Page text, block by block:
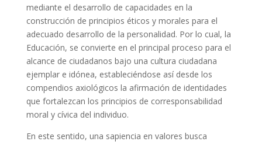
mediante el desarrollo de capacidades en la
construcción de principios éticos y morales para el
adecuado desarrollo de la personalidad. Por lo cual, la
Educación, se convierte en el principal proceso para el
alcance de ciudadanos bajo una cultura ciudadana
ejemplar e idónea, estableciéndose así desde los
compendios axiológicos la afirmación de identidades
que fortalezcan los principios de corresponsabilidad
moral y cívica del individuo.
En este sentido, una sapiencia en valores busca